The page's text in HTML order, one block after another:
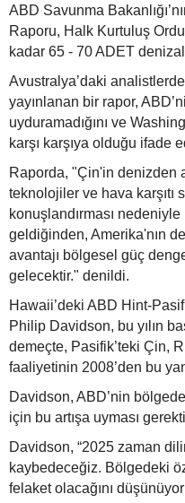
ABD Savunma
Raporu, Halk Kurtuluş
kadar 65 - 70 ADET
Avustralya’daki
yayınlanan bir rapor,
uyduramadığını ve
karşı karşıya olduğu ifade
Raporda, "Çin'in denizden
teknolojiler ve hava karşıtı
konuşlandırması
geldiğinden, Amerika'nın
avantajı bölgesel güç
gelecektir." denildi.
Hawaii’deki ABD Hint-
Philip Davidson, bu yılın
demeçte, Pasifik’teki Çin,
faaliyetinin 2008’den bu
Davidson, ABD’nin
için bu artışa uyması
Davidson, “2025 zaman
kaybedeceğiz. Bölgedeki
felaket olacağını